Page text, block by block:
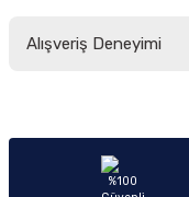
yetersiz gördüğünüz
Ürün açıklamasında
Alışveriş Deneyimi